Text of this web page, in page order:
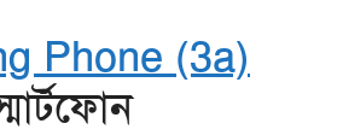
Phone (3a)